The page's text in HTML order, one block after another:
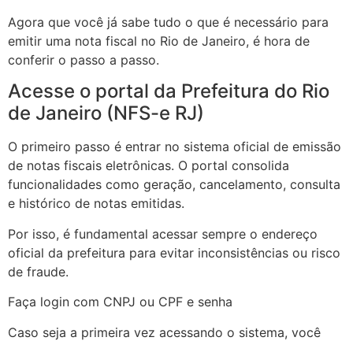
Agora que você já sabe tudo o que é necessário para
emitir uma nota fiscal no Rio de Janeiro, é hora de
conferir o passo a passo.
Acesse o portal da Prefeitura do Rio
de Janeiro (NFS-e RJ)
O primeiro passo é entrar no sistema oficial de emissão
de notas fiscais eletrônicas. O portal consolida
funcionalidades como geração, cancelamento, consulta
e histórico de notas emitidas.
Por isso, é fundamental acessar sempre o endereço
oficial da prefeitura para evitar inconsistências ou risco
de fraude.
Faça login com CNPJ ou CPF e senha
Caso seja a primeira vez acessando o sistema, você